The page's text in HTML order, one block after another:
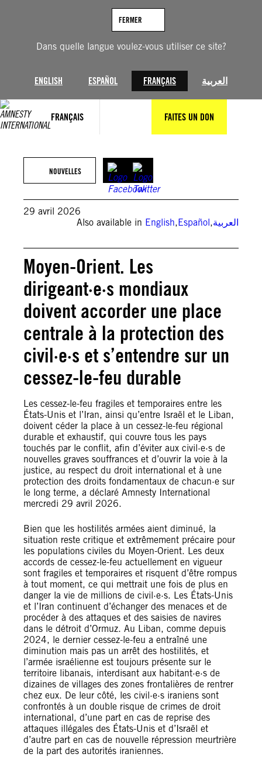
Dans quelle langue voulez-vous utiliser ce site?
ENGLISH ESPAÑOL FRANÇAIS العربية
FERMER
FRANÇAIS FAITES UN DON
NOUVELLES
29 avril 2026
Also available in English,Español,العربية
Moyen-Orient. Les
dirigeant·e·s mondiaux
doivent accorder une place
centrale à la protection des
civil·e·s et s’entendre sur un
cessez-le-feu durable
Les cessez-le-feu fragiles et temporaires entre les
États-Unis et l’Iran, ainsi qu’entre Israël et le Liban,
doivent céder la place à un cessez-le-feu régional
durable et exhaustif, qui couvre tous les pays
touchés par le conflit, afin d’éviter aux civil·e·s de
nouvelles graves souffrances et d’ouvrir la voie à la
justice, au respect du droit international et à une
protection des droits fondamentaux de chacun·e sur
le long terme, a déclaré Amnesty International
mercredi 29 avril 2026.
Bien que les hostilités armées aient diminué, la
situation reste critique et extrêmement précaire pour
les populations civiles du Moyen-Orient. Les deux
accords de cessez-le-feu actuellement en vigueur
sont fragiles et temporaires et risquent d’être rompus
à tout moment, ce qui mettrait une fois de plus en
danger la vie de millions de civil·e·s. Les États-Unis
et l’Iran continuent d’échanger des menaces et de
procéder à des attaques et des saisies de navires
dans le détroit d’Ormuz. Au Liban, comme depuis
2024, le dernier cessez-le-feu a entraîné une
diminution mais pas un arrêt des hostilités, et
l’armée israélienne est toujours présente sur le
territoire libanais, interdisant aux habitant·e·s de
dizaines de villages des zones frontalières de rentrer
chez eux. De leur côté, les civil·e·s iraniens sont
confrontés à un double risque de crimes de droit
international, d’une part en cas de reprise des
attaques illégales des États-Unis et d’Israël et
d’autre part en cas de nouvelle répression meurtrière
de la part des autorités iraniennes.